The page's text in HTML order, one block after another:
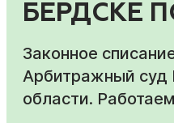
БЕРДСКЕ
Законное
Арбитражный суд
области.